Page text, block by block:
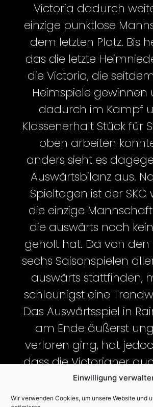
Einwilligung
Wir verwenden Cookies, um unsere Website und
Victoria dadurch
einzige punktlose
dem letzten Platz. Bis
das die letzte
die Victoria, die
Heimspiele gewinnen
dadurch im Kampf
Klassenerhalt Stück für
oben arbeiten
anders sieht es
Auswärtsbilanz aus.
Spieltagen ist der SKC
die einzige
die auswärts noch
geholt hat. Da von den
sechs Saisonspielen
auswärts stattfinden,
schleunigst eine
Das Auswärtsspiel in
am Ende äußerst
verloren ging, hat
dass die Victorianer
dem richtigen Weg
die Gelb-Schwarzen